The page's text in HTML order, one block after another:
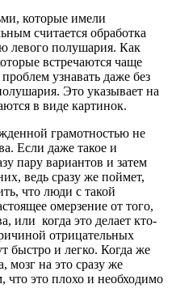
которые имели
считается обработка
левого полушария. Как
встречаются чаще
узнавать даже без
Это указывает на
в виде картинок.
грамотностью не
Если даже такое и
пару вариантов и затем
ведь сразу же поймет,
что люди с такой
омерзение от того,
или когда это делает кто-
отрицательных
быстро и легко. Когда же
мозг на это сразу же
что это плохо и необходимо